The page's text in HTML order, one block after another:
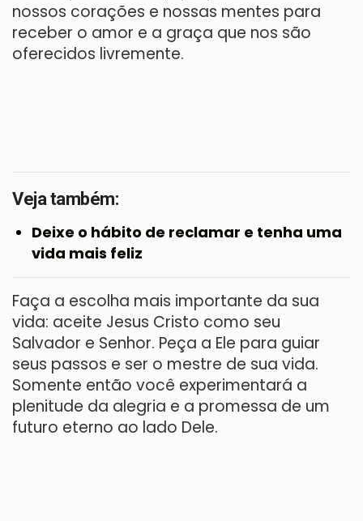
nossos corações e nossas mentes para
receber o amor e a graça que nos são
oferecidos livremente.
Veja também:
Deixe o hábito de reclamar e tenha uma
vida mais feliz
Faça a escolha mais importante da sua
vida: aceite Jesus Cristo como seu
Salvador e Senhor. Peça a Ele para guiar
seus passos e ser o mestre de sua vida.
Somente então você experimentará a
plenitude da alegria e a promessa de um
futuro eterno ao lado Dele.